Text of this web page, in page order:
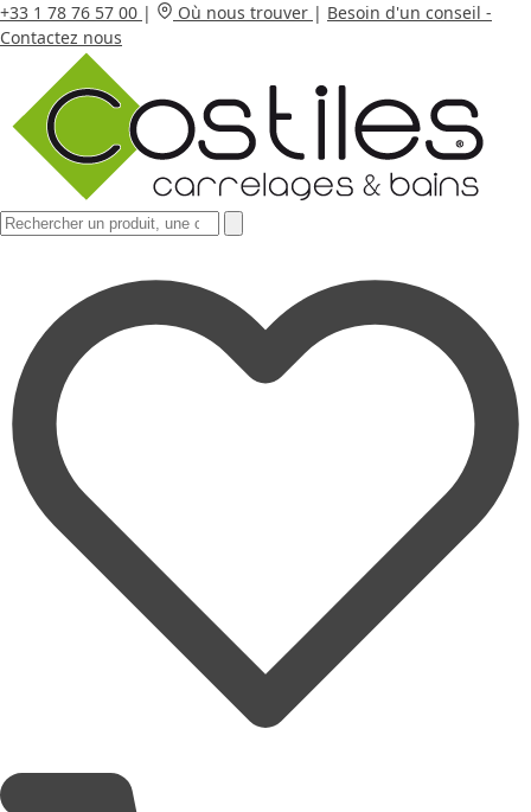
+33 1 78 76 57 00 | Où nous trouver | Besoin d'un conseil -
Contactez nous